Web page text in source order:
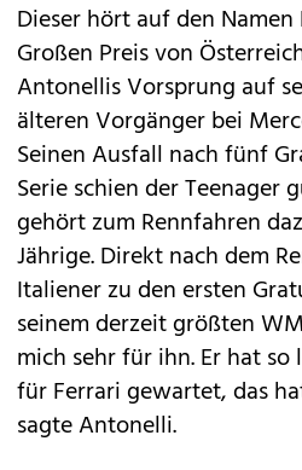
Dieser hört auf den
Großen Preis von
Antonellis Vorsprung auf
älteren Vorgänger bei
Seinen Ausfall nach fünf
Serie schien der Teenager
gehört zum Rennfahren
Jährige. Direkt nach dem
Italiener zu den ersten
seinem derzeit größten
mich sehr für ihn. Er hat so
für Ferrari gewartet, das
sagte Antonelli.